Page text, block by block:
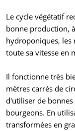
Le cycle végétatif
bonne production,
hydroponiques,
toute sa vitesse en
Il fonctionne très
mètres carrés de
d'utiliser de
bourgeons. En
transformées en